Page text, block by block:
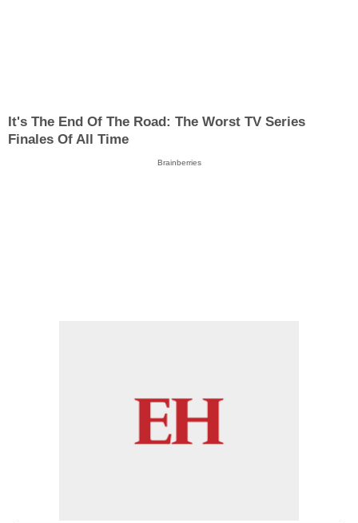
It's The End Of The Road: The Worst TV Series
Finales Of All Time
Brainberries